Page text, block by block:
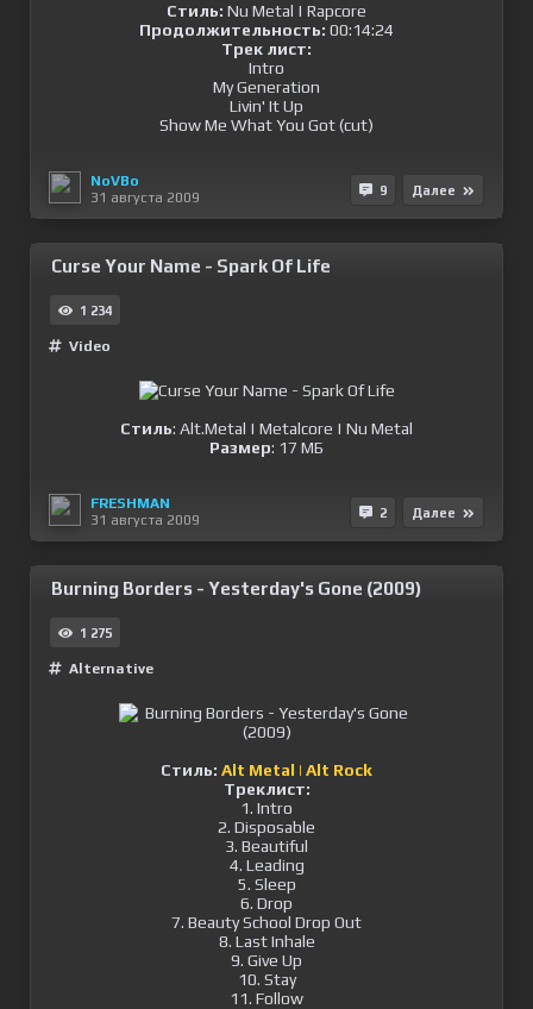
Cтиль: Nu Metal | Rapcore
Продолжительность: 00:14:24
Трек лист:
Intro
My Generation
Livin' It Up
Show Me What You Got (cut)
NoVBo
31 августа 2009
9 Далее
Curse Your Name - Spark Of Life
1 234
Video
Стиль: Alt.Metal | Metalcore | Nu Metal
Размер: 17 МБ
FRESHMAN
31 августа 2009
2 Далее
Burning Borders - Yesterday's Gone (2009)
1 275
Alternative
Стиль: Alt Metal | Alt Rock
Треклист:
1. Intro
2. Disposable
3. Beautiful
4. Leading
5. Sleep
6. Drop
7. Beauty School Drop Out
8. Last Inhale
9. Give Up
10. Stay
11. Follow